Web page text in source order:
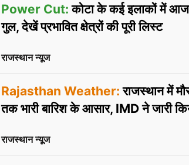
Power Cut: कोटा के कई इलाकों में
गुल, देखें प्रभावित क्षेत्रों की पूरी लिस्ट
राजस्थान न्यूज
Rajasthan Weather: राजस्थान में
तक भारी बारिश के आसार, IMD ने जारी
राजस्थान न्यूज